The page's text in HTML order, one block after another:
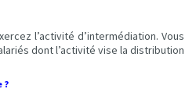
l’activité d’intermédiation. Vous
dont l’activité vise la distribution
?